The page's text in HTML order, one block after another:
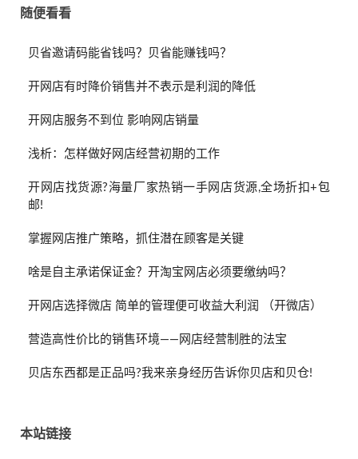
随便看看
贝省邀请码能省钱吗？贝省能赚钱吗？
开网店有时降价销售并不表示是利润的降低
开网店服务不到位 影响网店销量
浅析：怎样做好网店经营初期的工作
开网店找货源?海量厂家热销一手网店货源,全场折扣+包
邮!
掌握网店推广策略，抓住潜在顾客是关键
啥是自主承诺保证金？开淘宝网店必须要缴纳吗？
开网店选择微店 简单的管理便可收益大利润 （开微店）
营造高性价比的销售环境——网店经营制胜的法宝
贝店东西都是正品吗?我来亲身经历告诉你贝店和贝仓!
本站链接